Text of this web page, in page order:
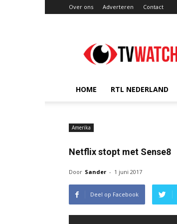
Over ons Adverteren Contact
HOME RTL NEDERLAND
Amerika
Netflix stopt met Sense8
Door Sander - 1 juni 2017
Deel op Facebook